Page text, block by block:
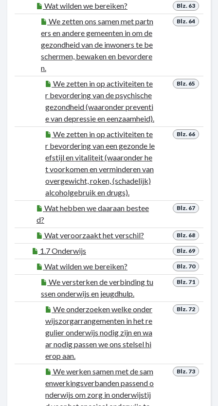
Blz. 63
Wat wilden we bereiken?
Blz. 64
We zetten ons samen met partn
ers en andere gemeenten in om de
gezondheid van de inwoners te be
schermen, bewaken en bevordere
n.
Blz. 65
We zetten in op activiteiten te
r bevordering van de psychische
gezondheid (waaronder preventi
e van depressie en eenzaamheid).
Blz. 66
We zetten in op activiteiten te
r bevordering van een gezonde le
efstijl en vitaliteit (waaronder he
t voorkomen en verminderen van
overgewicht, roken, (schadelijk)
alcoholgebruik en drugs).
Blz. 67
Wat hebben we daaraan bestee
d?
Blz. 68
Wat veroorzaakt het verschil?
Blz. 69
1.7 Onderwijs
Blz. 70
Wat wilden we bereiken?
Blz. 71
We versterken de verbinding tu
ssen onderwijs en jeugdhulp.
Blz. 72
We onderzoeken welke onder
wijszorgarrangementen in het re
gulier onderwijs nodig zijn en wa
ar nodig passen we ons stelsel hi
erop aan.
Blz. 73
We werken samen met de sam
enwerkingsverbanden passend o
nderwijs om zorg in onderwijstij